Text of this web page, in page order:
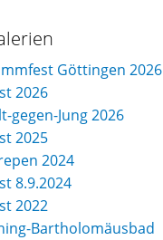
Göttingen 2026
2026
gegen-Jung 2026
2025
2024
8.9.2024
2022
Bartholomäusbad